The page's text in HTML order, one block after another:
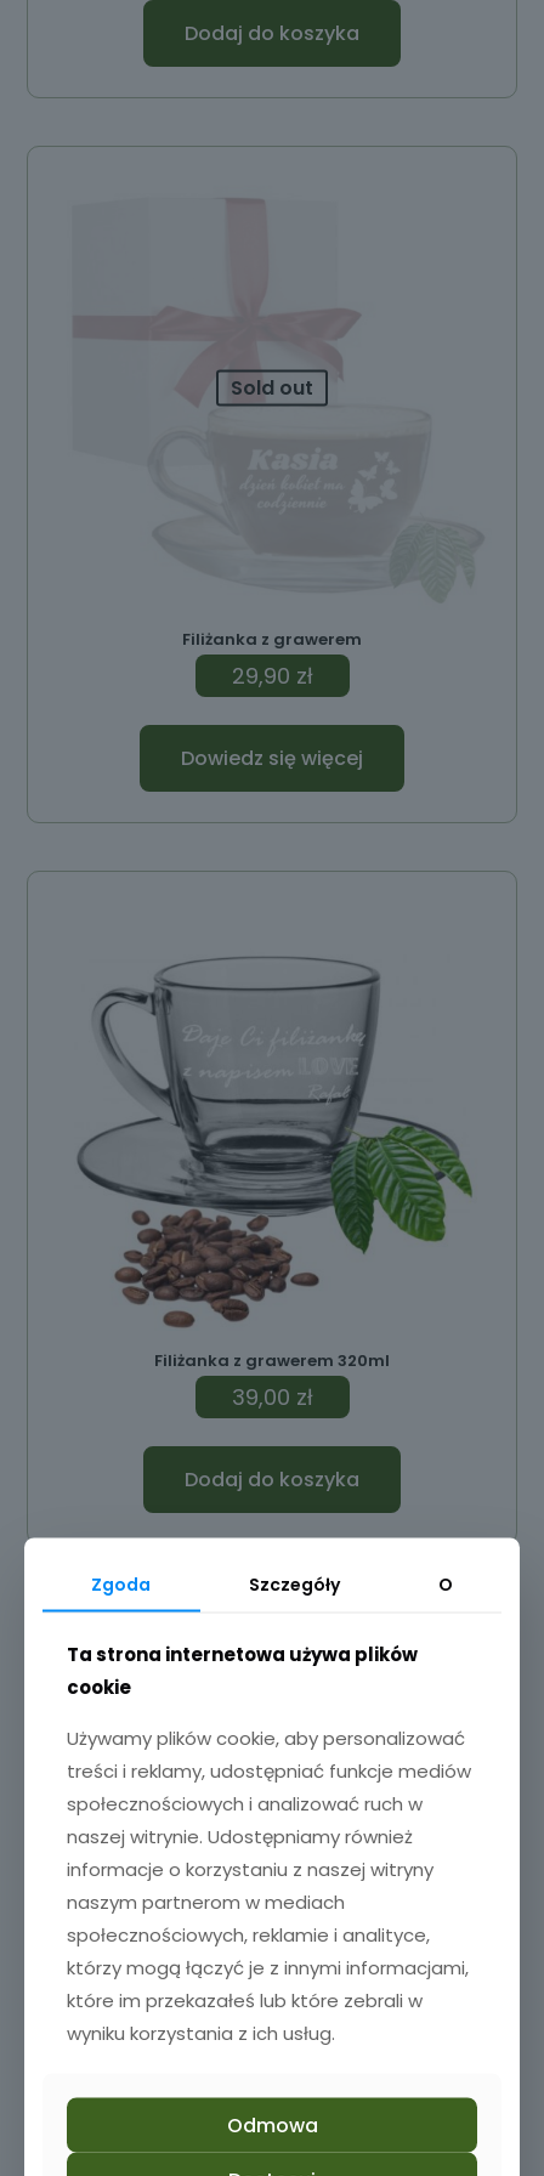
Dodaj do koszyka
Sold out
Filiżanka z grawerem
29,90 zł
Dowiedz się więcej
Filiżanka z grawerem 320ml
39,00 zł
Dodaj do koszyka
Zgoda Szczegóły O
Ta strona internetowa używa plików
cookie
Używamy plików cookie, aby personalizować
treści i reklamy, udostępniać funkcje mediów
społecznościowych i analizować ruch w
naszej witrynie. Udostępniamy również
informacje o korzystaniu z naszej witryny
naszym partnerom w mediach
społecznościowych, reklamie i analityce,
którzy mogą łączyć je z innymi informacjami,
które im przekazałeś lub które zebrali w
wyniku korzystania z ich usług.
Odmowa